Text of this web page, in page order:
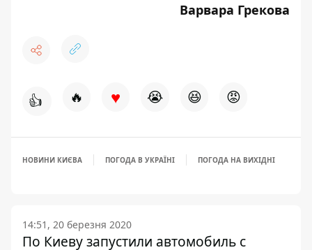
Варвара Грекова
👍 🔥 ♥ 😭 😆 😡
НОВИНИ КИЄВА ПОГОДА В УКРАЇНІ ПОГОДА НА ВИХІДНІ
14:51, 20 березня 2020
По Киеву запустили автомобиль с